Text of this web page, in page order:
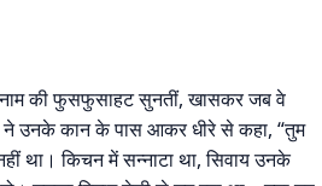
नाम की फुसफुसाहट सुनतीं, खासकर जब वे
ने उनके कान के पास आकर धीरे से कहा, “तुम
था। किचन में सन्नाटा था, सिवाय उनके